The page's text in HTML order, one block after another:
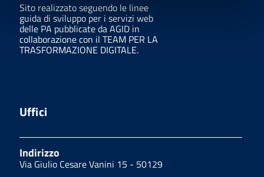
Sito realizzato seguendo le linee
guida di sviluppo per i servizi web
delle PA pubblicate da AGID in
collaborazione con il TEAM PER LA
TRASFORMAZIONE DIGITALE.
Uffici
Indirizzo
Via Giulio Cesare Vanini 15 - 50129